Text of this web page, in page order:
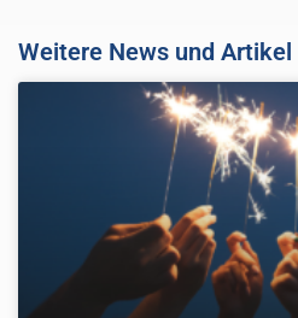
Weitere News und Artikel